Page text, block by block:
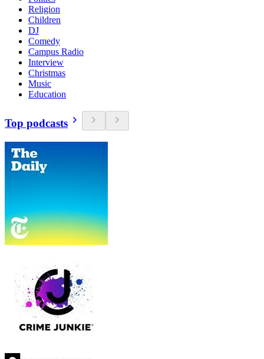
Religion
Children
DJ
Comedy
Campus Radio
Interview
Christmas
Music
Education
Top podcasts